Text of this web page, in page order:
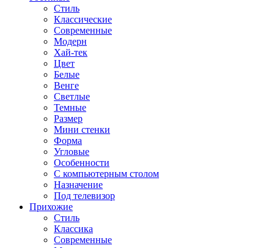
Стиль
Классические
Современные
Модерн
Хай-тек
Цвет
Белые
Венге
Светлые
Темные
Размер
Мини стенки
Форма
Угловые
Особенности
С компьютерным столом
Назначение
Под телевизор
Прихожие
Стиль
Классика
Современные